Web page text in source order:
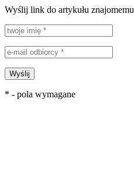
Wyślij link do artykułu znajomemu
Wyślij
* - pola wymagane